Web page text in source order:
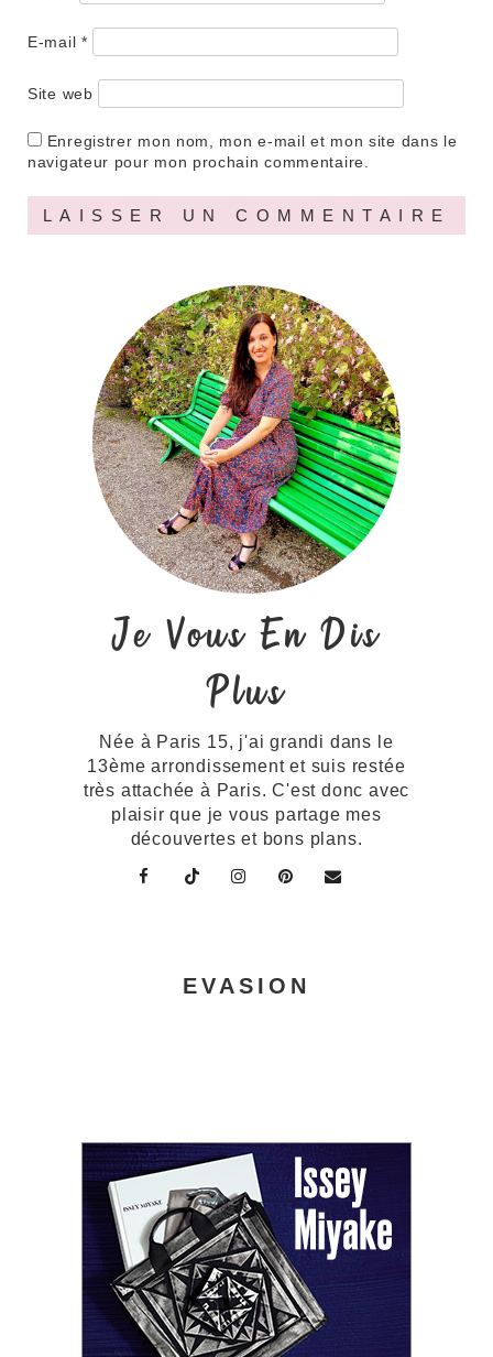
E-mail *
Site web
Enregistrer mon nom, mon e-mail et mon site dans le
navigateur pour mon prochain commentaire.
Je Vous En Dis
Plus
Née à Paris 15, j'ai grandi dans le
13ème arrondissement et suis restée
très attachée à Paris. C'est donc avec
plaisir que je vous partage mes
découvertes et bons plans.
EVASION